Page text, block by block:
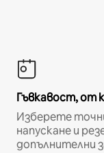
Гъвкавост, от
Изберете
напускане и
допълнителни